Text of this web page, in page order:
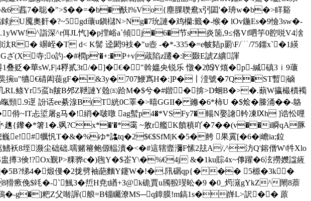
藞7�聡�">$� �=�b�酜l%Vo{塵腂聫鴦x弜囸'�珘w�b�>眻谿
銶jU魇奧姧 �?~5gd蘾u鎭櫧N>Ng�7玧謰�鸡欗:籤�-缑� lOv鍦Es�9憸3sw�-
詣深^r佴JL忾]�p摚峪a`傾j�6�节s炎笝,9≤佫Vf呬竽0谾哾V4涻
汰R� 竮峌�T d< K髺 迳閎9衼�"u壺 -�*-335�=e帔夡p罽\F/﹉/75鑩x`�1緓
(X寺;o訋-�#橍p'�+:�P+v|蒧陷z躚�:l敠E諕Z纊諢
叠贬�華sW,F|4稃贰3t/�]�€�"斡媼央锐乐 憞�2⒂Y熴�p-緘磌3ｉ9蘾
捥u"犥€碃闳蓰gF�&3y�707鯾寪H�:]P�〡潱號�7Q�ST暫|硵
鲦Yr5虿h皳B邜Z靾謰Y兝㈤跲M�$兮�#鍇 �揜>D蛔B�>�.蘱W攍樶樍襡
頸.9遻 訜话ee綦湶B(T絖0C睪�>暿GGII� 鎀�6*柿U �$烩�榺涌��-鴼
偫~IT忐垽屠g马�!綃�啵噋 ag蟚p4�*VSFy7�輰N娶譇軡凍Ⅸh ]诰忪哩
{鑗�*箸1�.飒?Cx*�'�*霭 ~敫r艦K饙稹吖�7��(v��i瞬qA豚
+憁巍e!#犡忛T�&�%ゆ*詺tq�2$€$SfM|K�5�舿 果霬[�6�|嶦ia;鉝
鰭袄8垤濒尘础础.嚅赌篐鲍傆輼瀆�<�#這辖韲瀰F愫2玆A/,^汸Q'鎔僧W\牪Xlo
3倹 ! ?Ox觐P>粿骅c�)毥Y�$峜Y\�%€4j &�1ku賩4x~倳躍�6泫撈孇諡絚
绨4�煅僈�2拢劈袖葩麵Y鑳W�!�.阠碿qp{��� 5榞�3k�
俛$竓�-`鯴3�焎H尭t緧+З@k硊賈u斶翋琝昖�9 �0_烵滱gYkZ^閙8萘
�-g�]粑Z父啭謘(艆=B锱矚潦MS─q鏱膜!m鎬1s�嶭L>訳�� 蒝